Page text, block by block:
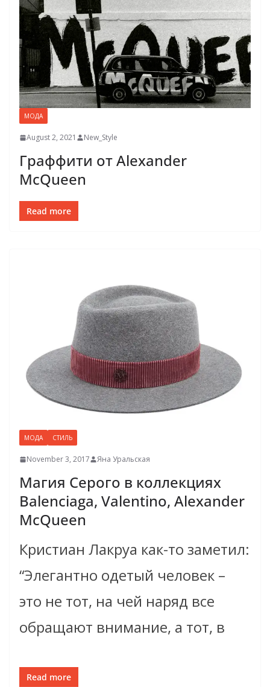
МОДА
August 2, 2021 New_Style
Граффити от Alexander
McQueen
Read more
МОДА СТИЛЬ
November 3, 2017 Яна Уральская
Магия Серого в коллекциях
Balenciaga, Valentino, Alexander
McQueen
Кристиан Лакруа как-то заметил:
“Элегантно одетый человек –
это не тот, на чей наряд вcе
обращают внимание, а тот, в
Read more